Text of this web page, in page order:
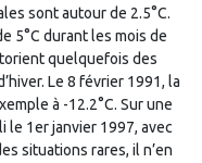
sont autour de 2.5°C.
5°C durant les mois de
quelquefois des
Le 8 février 1991, la
à -12.2°C. Sur une
1er janvier 1997, avec
situations rares, il n’en